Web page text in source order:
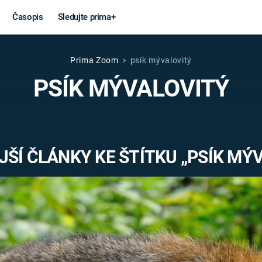
Časopis Sledujte prima+
Věda a
technika
MARS
Války
VÁLEČNÉ
Záhady a
Prima Zoom psík mývalovitý
PSÍK MÝVALOVITÝ
ČLÁNKY KE ŠTÍTKU „PSÍK